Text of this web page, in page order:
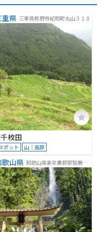
重県 三重県熊野市紀和町丸山３１８
枚田
ポット 山｜高原
歌山県 和歌山県東牟婁郡那智勝浦
町那智山